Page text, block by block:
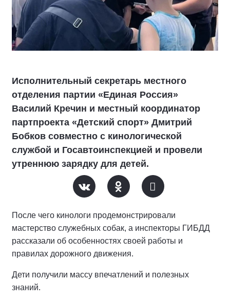
Исполнительный секретарь местного
отделения партии «Единая Россия»
Василий Кречин и местный координатор
партпроекта «Детский спорт» Дмитрий
Бобков совместно с кинологической
службой и Госавтоинспекцией и провели
утреннюю зарядку для детей.
После чего кинологи продемонстрировали
мастерство служебных собак, а инспекторы ГИБДД
рассказали об особенностях своей работы и
правилах дорожного движения.
Дети получили массу впечатлений и полезных
знаний.